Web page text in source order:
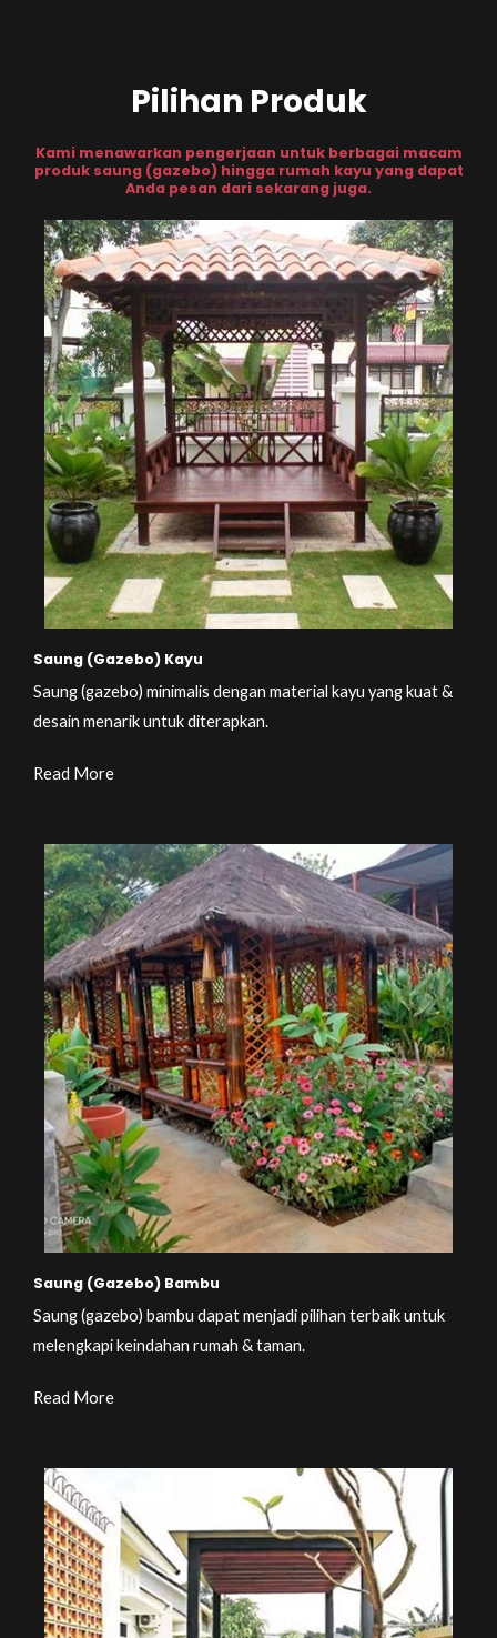
Pilihan Produk
Kami menawarkan pengerjaan untuk berbagai macam
produk saung (gazebo) hingga rumah kayu yang dapat
Anda pesan dari sekarang juga.
Saung (Gazebo) Kayu
Saung (gazebo) minimalis dengan material kayu yang kuat &
desain menarik untuk diterapkan.
Read More
Saung (Gazebo) Bambu
Saung (gazebo) bambu dapat menjadi pilihan terbaik untuk
melengkapi keindahan rumah & taman.
Read More